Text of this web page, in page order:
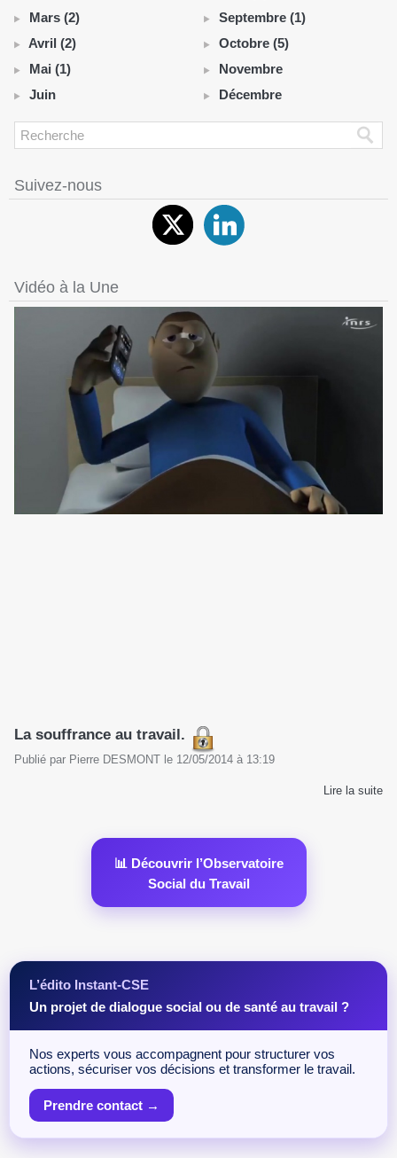
Mars (2)
Avril (2)
Mai (1)
Juin
Septembre (1)
Octobre (5)
Novembre
Décembre
Suivez-nous
Vidéo à la Une
La souffrance au travail.
Publié par Pierre DESMONT le 12/05/2014 à 13:19
Lire la suite
📊 Découvrir l’Observatoire
Social du Travail
L’édito Instant-CSE
Un projet de dialogue social ou de santé au travail ?
Nos experts vous accompagnent pour structurer vos
actions, sécuriser vos décisions et transformer le travail.
Prendre contact →